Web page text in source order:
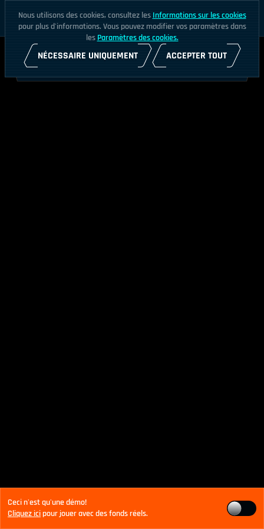
Ceci n'est qu'une démo!
Cliquez icipour jouer avec des fonds réels.
Nous utilisons des cookies, consultez les Informations sur les cookies
pour plus d'informations. Vous pouvez modifier vos paramètres dans
les Paramètres des cookies.
NÉCESSAIRE UNIQUEMENT ACCEPTER TOUT